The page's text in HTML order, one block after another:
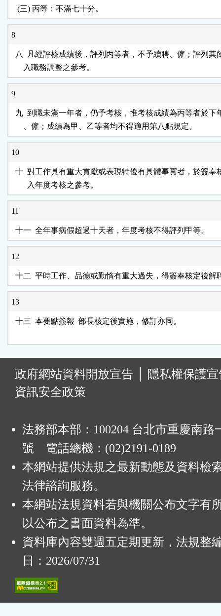
8
八  凡經評核成績後，評列丙等者，不予續聘、僱；評列其
9
九  到職未滿一年者，仍予考核，惟考核成績為丙等者於下
10
十  對工作具有重大貢獻或表現特優有具體事實者，於簽奉
11
12
13
  十三  本要點簽報  部長核定後實施，修訂亦同。
政府網站資料開放宣告
隱私權保護
資訊安全政策
法務部本部：100204 台北市重慶南路
號 電話總機：(02)2191-0189
本網站提供法規之最新動態及資料檢
法律諮詢服務。
本網站法規資料若與機關公布文字有
以公布之書面資料為準。
資料庫內容雙週五定期更新，法規整
日：2026/07/31